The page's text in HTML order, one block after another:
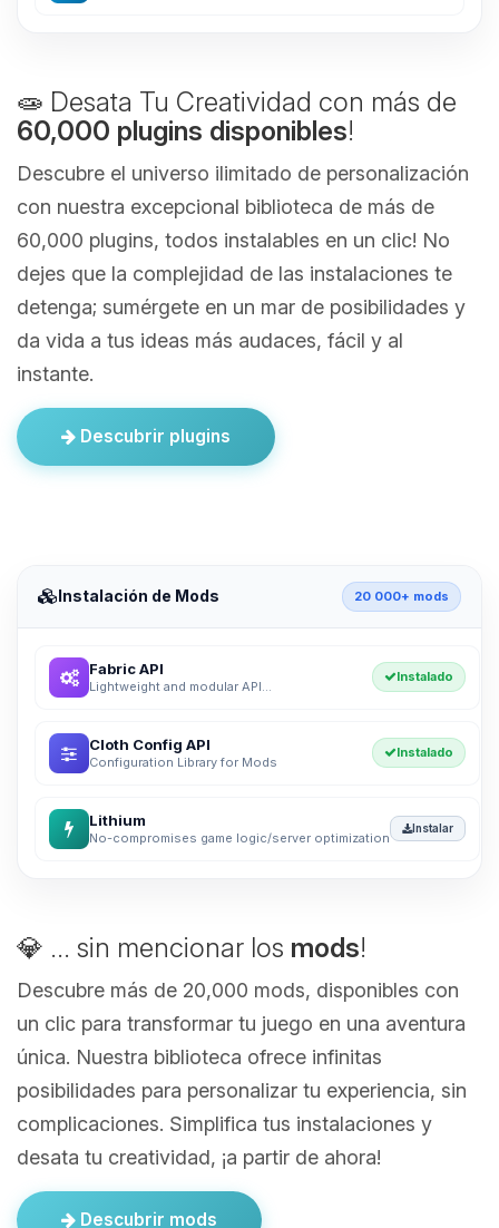
🧫 Desata Tu Creatividad con más de
60,000 plugins disponibles!
Descubre el universo ilimitado de personalización
con nuestra excepcional biblioteca de más de
60,000 plugins, todos instalables en un clic! No
dejes que la complejidad de las instalaciones te
detenga; sumérgete en un mar de posibilidades y
da vida a tus ideas más audaces, fácil y al
instante.
Descubrir plugins
Instalación de Mods 20 000+ mods
Fabric API
Lightweight and modular API...
Instalado
Cloth Config API
Configuration Library for Mods
Instalado
Lithium
No-compromises game logic/server optimization
Instalar
💎 ... sin mencionar los mods!
Descubre más de 20,000 mods, disponibles con
un clic para transformar tu juego en una aventura
única. Nuestra biblioteca ofrece infinitas
posibilidades para personalizar tu experiencia, sin
complicaciones. Simplifica tus instalaciones y
desata tu creatividad, ¡a partir de ahora!
Descubrir mods